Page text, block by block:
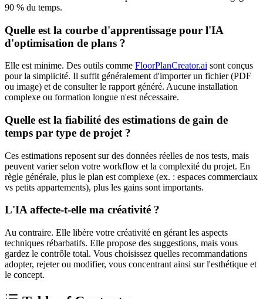
90 % du temps.
Quelle est la courbe d'apprentissage pour l'IA
d'optimisation de plans ?
Elle est minime. Des outils comme FloorPlanCreator.ai sont conçus
pour la simplicité. Il suffit généralement d'importer un fichier (PDF
ou image) et de consulter le rapport généré. Aucune installation
complexe ou formation longue n'est nécessaire.
Quelle est la fiabilité des estimations de gain de
temps par type de projet ?
Ces estimations reposent sur des données réelles de nos tests, mais
peuvent varier selon votre workflow et la complexité du projet. En
règle générale, plus le plan est complexe (ex. : espaces commerciaux
vs petits appartements), plus les gains sont importants.
L'IA affecte-t-elle ma créativité ?
Au contraire. Elle libère votre créativité en gérant les aspects
techniques rébarbatifs. Elle propose des suggestions, mais vous
gardez le contrôle total. Vous choisissez quelles recommandations
adopter, rejeter ou modifier, vous concentrant ainsi sur l'esthétique et
le concept.